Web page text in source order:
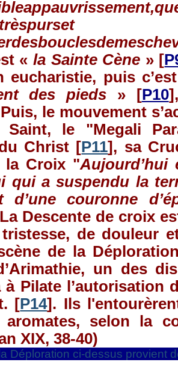
appauvrissement,
trèspurset
desbouclesdemes
« la Sainte Cène » [
eucharistie, puis c’est
despieds » [P10
Puis, le mouvement
Saint, le "Megali
Christ [P11], sa
la Croix "Aujourd’hui
qui asuspendu la
d’une couronne
Descente de croix
tristesse, de douleur
de la
, un des
àPilate l’autorisation
[P14]. Ils
aromates, selon la
XIX, 38-40)
Déploration ci-dessus provient